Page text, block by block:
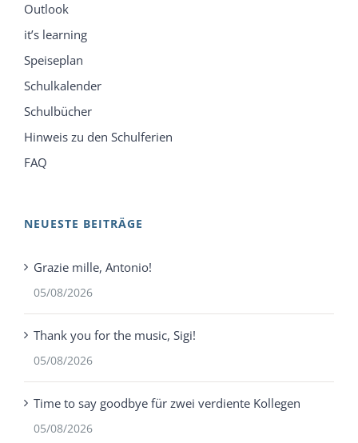
Outlook
it’s learning
Speiseplan
Schulkalender
Schulbücher
Hinweis zu den Schulferien
FAQ
NEUESTE BEITRÄGE
Grazie mille, Antonio!
05/08/2026
Thank you for the music, Sigi!
05/08/2026
Time to say goodbye für zwei verdiente Kollegen
05/08/2026